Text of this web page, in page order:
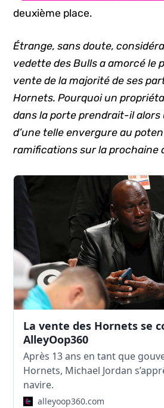
deuxième place.
Étrange, sans doute,
vedette des Bulls a amorcé le
vente de la majorité de ses
Hornets. Pourquoi un
dans la porte prendrait-il alors
d’une telle envergure au
ramifications sur la prochaine
La vente des Hornets se
AlleyOop360
Après 13 ans en tant que
Hornets, Michael Jordan
navire.
alleyoop360.com